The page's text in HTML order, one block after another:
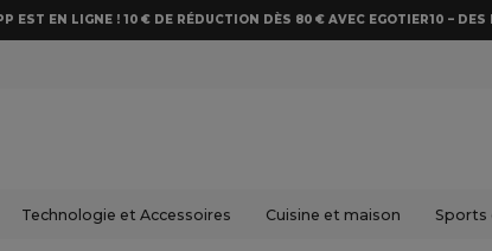
EST EN LIGNE ! 10 € DE RÉDUCTION DÈS 80 € AVEC EGOTIER10 –
Technologie et Accessoires Cuisine et maison Sports